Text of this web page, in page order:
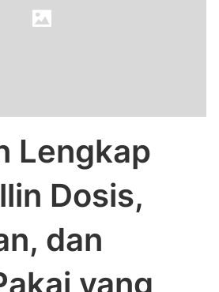
Lengkap
Dosis,
dan
yang